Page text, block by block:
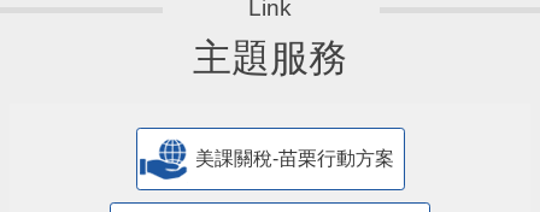
主題服務
美課關稅-苗栗行動方案